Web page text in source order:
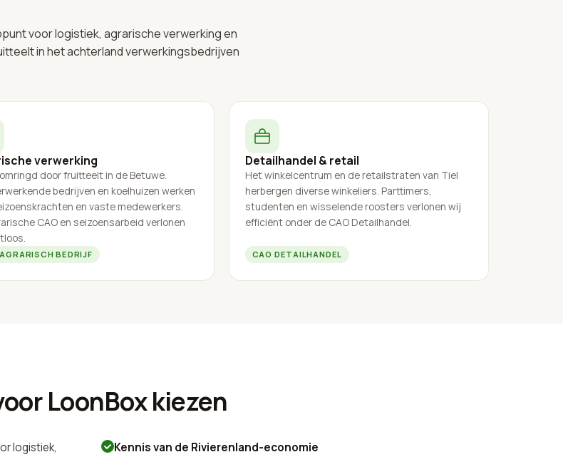
voor logistiek, agrarische verwerking en
in het achterland verwerkingsbedrijven
verwerking
door fruitteelt in de Betuwe.
bedrijven en koelhuizen werken
en vaste medewerkers.
CAO en seizoensarbeid verlonen
BEDRIJF
Detailhandel & retail
Het winkelcentrum en de retailstraten van Tiel
herbergen diverse winkeliers. Parttimers,
studenten en wisselende roosters verlonen wij
efficiënt onder de CAO Detailhandel.
CAO DETAILHANDEL
LoonBox kiezen
logistiek,
Kennis van de Rivierenland-economie